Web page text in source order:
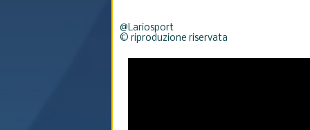
@Lariosport
© riproduzione riservata